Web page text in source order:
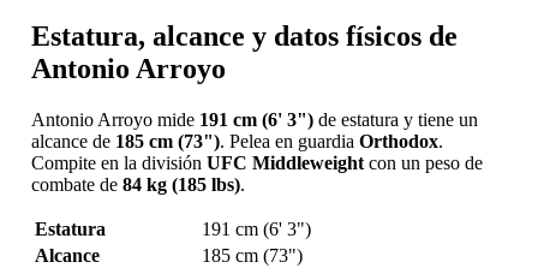
Estatura, alcance y datos físicos de
Antonio Arroyo
Antonio Arroyo mide 191 cm (6' 3")de estatura y tiene un
alcance de 185 cm (73"). Pelea en guardia Orthodox.
Compite en la división UFC Middleweightcon un peso de
combate de 84 kg (185 lbs).
Estatura
191 cm (6' 3")
Alcance
185 cm (73")